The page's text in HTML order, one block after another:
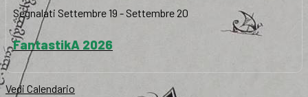
Segnalati Settembre 19 - Settembre 20
FantastikA 2026
Vedi Calendario